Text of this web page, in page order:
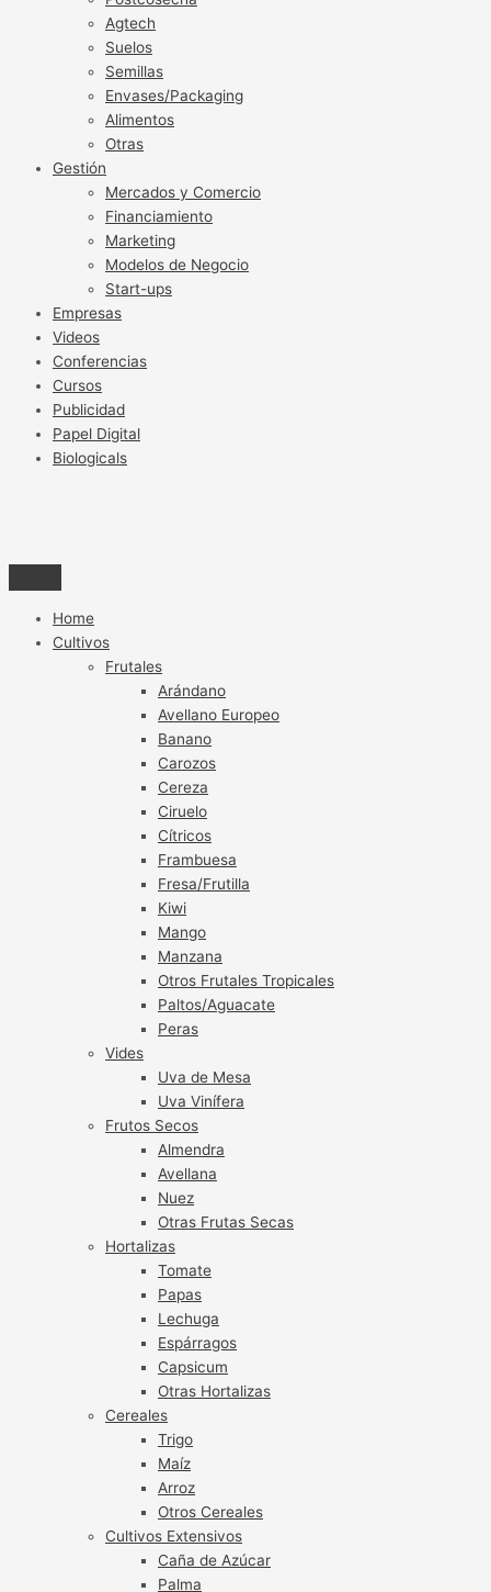
Agtech
Suelos
Semillas
Envases/Packaging
Alimentos
Otras
Gestión
Mercados y Comercio
Financiamiento
Marketing
Modelos de Negocio
Start-ups
Empresas
Videos
Conferencias
Cursos
Publicidad
Papel Digital
Biologicals
Home
Cultivos
Frutales
Arándano
Avellano Europeo
Banano
Carozos
Cereza
Ciruelo
Cítricos
Frambuesa
Fresa/Frutilla
Kiwi
Mango
Manzana
Otros Frutales Tropicales
Paltos/Aguacate
Peras
Vides
Uva de Mesa
Uva Vinífera
Frutos Secos
Almendra
Avellana
Nuez
Otras Frutas Secas
Hortalizas
Tomate
Papas
Lechuga
Espárragos
Capsicum
Otras Hortalizas
Cereales
Trigo
Maíz
Arroz
Otros Cereales
Cultivos Extensivos
Caña de Azúcar
Palma